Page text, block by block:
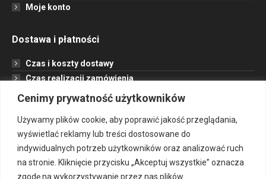
Cenimy prywatność użytkowników
Używamy plików cookie, aby poprawić jakość przeglądania,
wyświetlać reklamy lub treści dostosowane do
indywidualnych potrzeb użytkowników oraz analizować ruch
na stronie. Kliknięcie przycisku „Akceptuj wszystkie” oznacza
zgodę na wykorzystywanie przez nas plików
Moje konto
Dostawa i płatności
Czas i koszty dostawy
Czas realizacji zamówienia
Formy płatności
Informacje
Jak to działa?